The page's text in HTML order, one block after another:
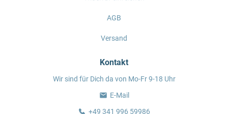
AGB
Versand
Kontakt
Wir sind für Dich da von Mo-Fr 9-18 Uhr
E-Mail
+49 341 996 59986